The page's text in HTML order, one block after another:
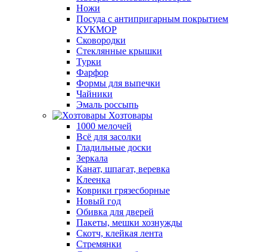
Ножи
Посуда с антипригарным покрытием
КУКМОР
Сковородки
Стеклянные крышки
Турки
Фарфор
Формы для выпечки
Чайники
Эмаль россыпь
Хозтовары
1000 мелочей
Всё для засолки
Гладильные доски
Зеркала
Канат, шпагат, веревка
Клеенка
Коврики грязесборные
Новый год
Обивка для дверей
Пакеты, мешки хознужды
Скотч, клейкая лента
Стремянки